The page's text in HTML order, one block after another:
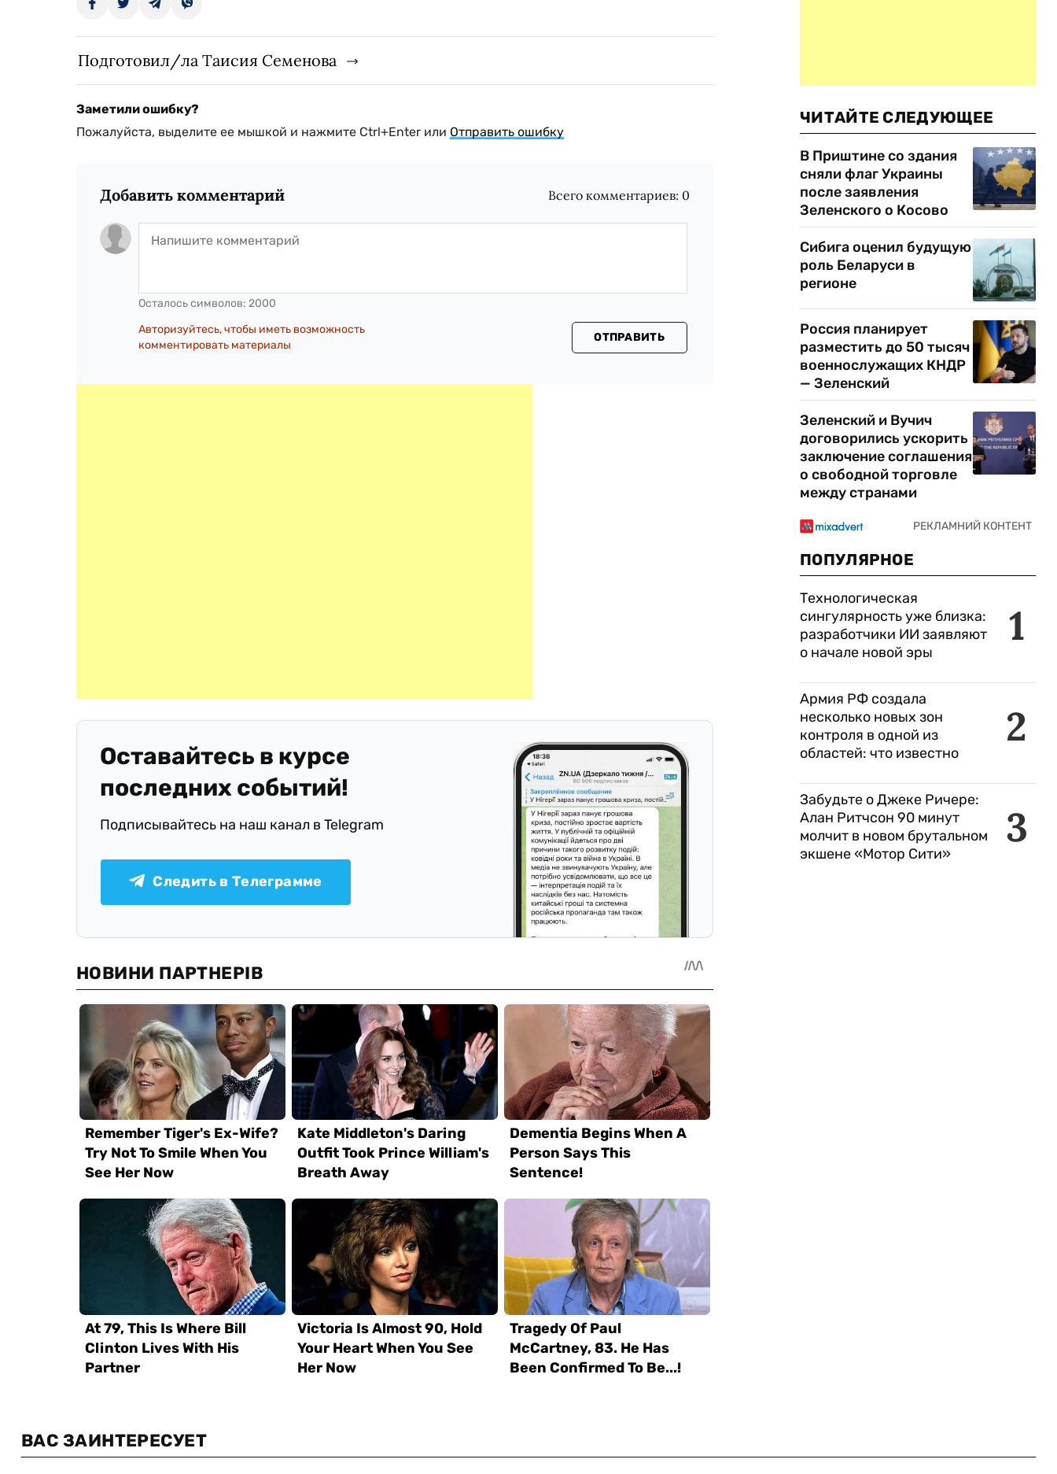
Подготовил/ла Таисия Семенова
Заметили ошибку?
Пожалуйста, выделите ее мышкой и нажмите Ctrl+Enter или Отправить ошибку
Добавить комментарий Всего комментариев: 0
Осталось символов: 2000
Авторизуйтесь, чтобы иметь возможность
комментировать материалы
ОТПРАВИТЬ
Оставайтесь в курсе
последних событий!
Подписывайтесь на наш канал в Telegram
Следить в Телеграмме
ЧИТАЙТЕ СЛЕДУЮЩЕЕ
В Приштине со здания
сняли флаг Украины
после заявления
Зеленского о Косово
Сибига оценил будущую
роль Беларуси в
регионе
Россия планирует
разместить до 50 тысяч
военнослужащих КНДР
— Зеленский
Зеленский и Вучич
договорились ускорить
заключение соглашения
о свободной торговле
между странами
ПОПУЛЯРНОЕ
1
Технологическая
сингулярность уже близка:
разработчики ИИ заявляют
о начале новой эры
2
Армия РФ создала
несколько новых зон
контроля в одной из
областей: что известно
3
Забудьте о Джеке Ричере:
Алан Ритчсон 90 минут
молчит в новом брутальном
экшене «Мотор Сити»
ВАС ЗАИНТЕРЕСУЕТ